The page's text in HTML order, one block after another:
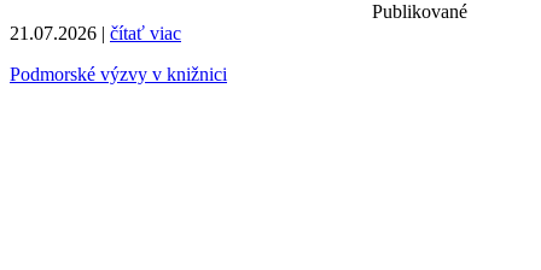
Publikované
21.07.2026 | čítať viac
Podmorské výzvy v knižnici